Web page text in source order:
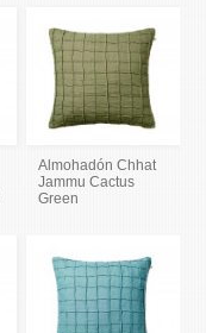
Almohadón Chhat
Jammu Cactus
Green